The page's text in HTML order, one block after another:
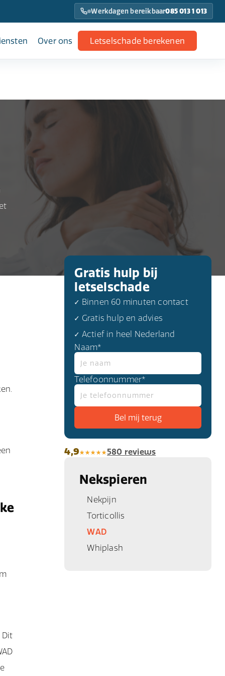
Werkdagen bereikbaar085 013 1 013
Over ons Letselschade berekenen
Gratis hulp bij
letselschade
✓ Binnen 60 minuten contact
✓ Gratis hulp en advies
✓ Actief in heel Nederland
Naam*
Telefoonnummer*
4,9 580 reviews
Nekspieren
Nekpijn
Torticollis
WAD
Whiplash